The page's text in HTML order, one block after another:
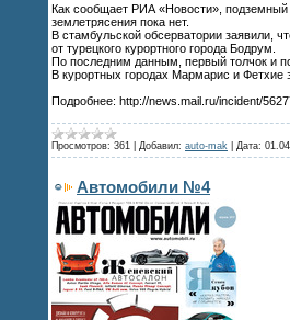
Как сообщает РИА «Новости», подземный
землетрясения пока нет.
В стамбульской обсерватории заявили,
от турецкого курортного города Бодрум.
По последним данным, первый толчок и
В курортных городах Мармарис и Фетхие
Подробнее: http://news.mail.ru/incident/
Просмотров: 361 Добавил: auto-mak Дата:
Автомобили №4